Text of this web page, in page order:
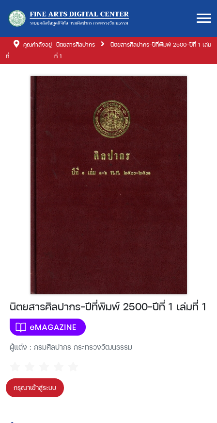
คุณกำลังอยู่
ที่
นิตยสารศิลปากร
นิตยสารศิลปากร-ปีที่พิมพ์ 2500-ปีที่ 1 เล่ม
ที่ 1
นิตยสารศิลปากร-ปีที่พิมพ์ 2500-ปีที่ 1 เล่มที่ 1
ผู้แต่ง : กรมศิลปากร กระทรวงวัฒนธรรม
กรุณาเข้าสู่ระบบ